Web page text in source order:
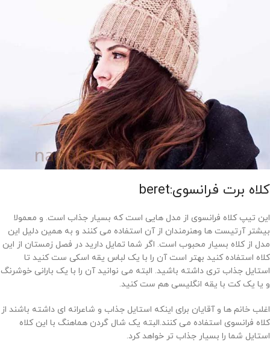
کلاه برت فرانسوی:beret
این تیپ کلاه فرانسوی از مدل هایی است که بسیار جذاب است. و معمولا
بیشتر آرتیست ها وهنرمندان از آن استفاده می کنند و به همین دلیل این
مدل از کلاه بسیار محبوب است. اگر شما تمایل دارید در فصل زمستان از این
کلاه استفاده کنید بهتر است آن را با یک لباس یقه اسکی ست کنید تا
استایل جذاب تری داشته باشید. البته می نوانید آن را با یک بارانی خوشرنگ
و یا یک کت با یقه انگلیسی هم ست کنید.
اغلب خانم ها و آقایان برای اینکه استایل جذاب و شاعرانه ای داشته باشند از
کلاه فرانسوی استفاده می کنند.البته یک شال گردن هماهنگ با این کلاه
استایل شما را بسیار جذاب تر خواهد کرد.